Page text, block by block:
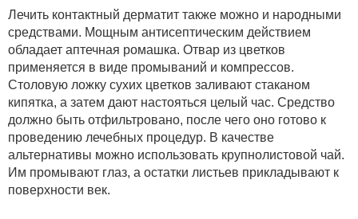
Лечить контактный дерматит также можно и народными
средствами. Мощным антисептическим действием
обладает аптечная ромашка. Отвар из цветков
применяется в виде промываний и компрессов.
Столовую ложку сухих цветков заливают стаканом
кипятка, а затем дают настояться целый час. Средство
должно быть отфильтровано, после чего оно готово к
проведению лечебных процедур. В качестве
альтернативы можно использовать крупнолистовой чай.
Им промывают глаз, а остатки листьев прикладывают к
поверхности век.